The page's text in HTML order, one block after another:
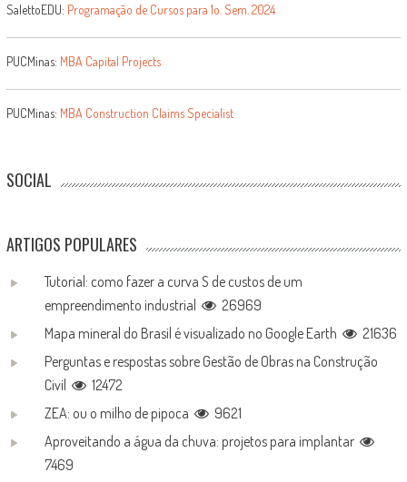
SalettoEDU: Programação de Cursos para 1o. Sem. 2024
PUCMinas: MBA Capital Projects
PUCMinas: MBA Construction Claims Specialist
SOCIAL
ARTIGOS POPULARES
Tutorial: como fazer a curva S de custos de um
empreendimento industrial
26969
Mapa mineral do Brasil é visualizado no Google Earth
21636
Perguntas e respostas sobre Gestão de Obras na Construção
Civil
12472
ZEA: ou o milho de pipoca
9621
Aproveitando a água da chuva: projetos para implantar
7469